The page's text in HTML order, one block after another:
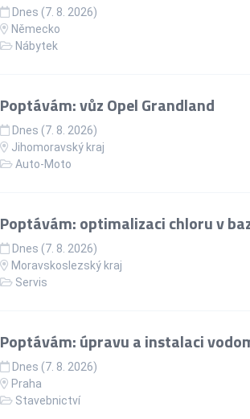
Dnes (7. 8. 2026)
Německo
Nábytek
Poptávám: vůz Opel Grandland
Dnes (7. 8. 2026)
Jihomoravský kraj
Auto-Moto
Poptávám: optimalizaci chloru v
Dnes (7. 8. 2026)
Moravskoslezský kraj
Servis
Poptávám: úpravu a instalaci
Dnes (7. 8. 2026)
Praha
Stavebnictví